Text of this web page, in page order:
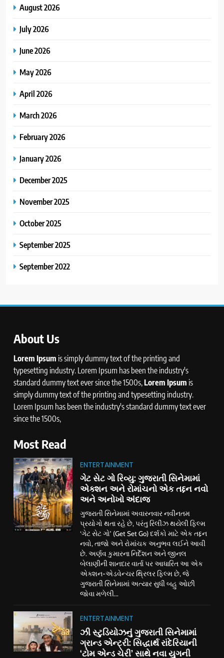
August 2026
July 2026
June 2026
May 2026
April 2026
March 2026
February 2026
January 2026
December 2025
November 2025
October 2025
September 2025
September 2022
About Us
Lorem Ipsum is simply dummy text of the printing and
typesetting industry. Lorem Ipsum has been the industry's
standard dummy text ever since the 1500s,Lorem Ipsum is
simply dummy text of the printing and typesetting industry.
Lorem Ipsum has been the industry's standard dummy text ever
since the 1500s,
Most Read
ENTERTAINMENT
ગેટ સેટ ગો રિવ્યુ: ગુજરાતી સિનેમામાં
એક્શન અને રોમાંચનો એક તદ્દન નવો
અને અનોખો અંદાજ
ગુજરાતી સિનેમામાં અવારનવાર નવીનતમ
પ્રયોગો થતા રહે છે, પરંતુ રિલીઝ થયેલી ફિલ્મ
‘ગેટ સેટ ગો’ (Get Set Go) દર્શકો માટે એક તદ્દન
નવો, તાજો અને રોમાંચક અનુભવ લઈને આવી
છે. અર્ણવ કુમારના નિર્દેશન અને જીનલ
બેલાણીની શાનદાર વાર્તા પર આધારિત આ એક
એક્શન-એડવેન્ચર થ્રિલર ફિલ્મ છે, જે
ગુજરાતી સિનેમામાં અત્યાર સુધી બહુ ઓછી
જોવા મળેલી...
ENTERTAINMENT
ઝી સ્ટુડિયોઝનું ગુજરાતી સિનેમામાં
ગ્રાન્ડ એન્ટ્રી: સિદ્ધાર્થ રાંદેરિયાની
‘ટોમ એન્ડ ચેરી’ સાથે નવા યુગની